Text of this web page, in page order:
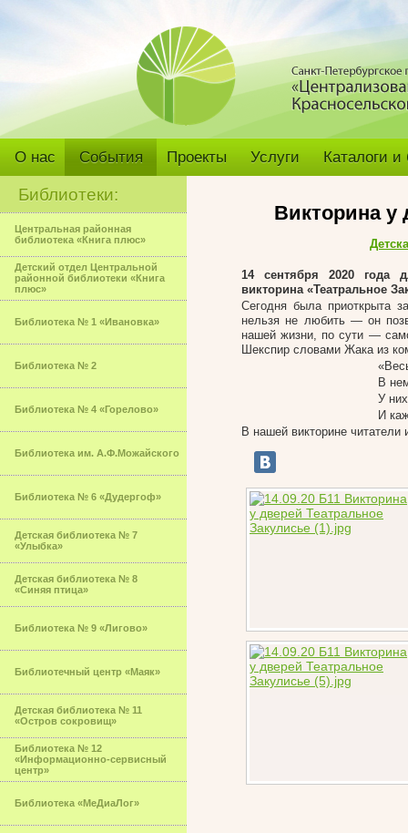
О нас События Проекты Услуги Каталоги
Библиотеки:
Центральная районная
библиотека «Книга плюс»
Детский отдел Центральной
районной библиотеки «Книга
плюс»
Библиотека № 1 «Ивановка»
Библиотека № 2
Библиотека № 4 «Горелово»
Библиотека им. А.Ф.Можайского
Библиотека № 6 «Дудергоф»
Детская библиотека № 7
«Улыбка»
Детская библиотека № 8
«Синяя птица»
Библиотека № 9 «Лигово»
Библиотечный центр «Маяк»
Детская библиотека № 11
«Остров сокровищ»
Библиотека № 12
«Информационно-сервисный
центр»
Библиотека «МеДиаЛог»
Викторина у
14 сентября 2020 года
викторина «Театральное
Сегодня была приоткрыта
нельзя не любить — он
нашей жизни, по сути —
Шекспир словами Жака из
В
У
И
В нашей викторине читатели